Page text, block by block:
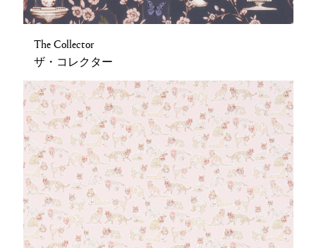
The Collector
ザ・コレクター